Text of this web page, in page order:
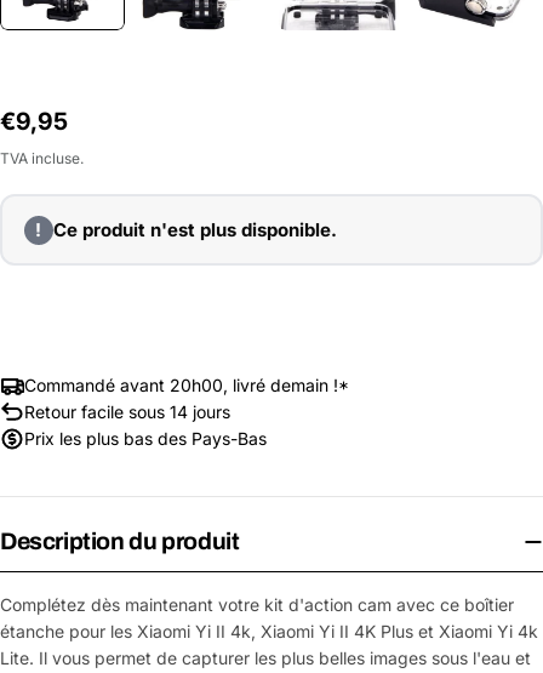
Prix
habituel
€9,95
TVA incluse.
! Ce produit n'est plus disponible.
Commandé avant 20h00, livré demain !*
Retour facile sous 14 jours
Prix les plus bas des Pays-Bas
Description du produit
Complétez dès maintenant votre kit d'action cam avec ce boîtier
étanche pour les Xiaomi Yi II 4k, Xiaomi Yi II 4K Plus et Xiaomi Yi 4k
Lite. Il vous permet de capturer les plus belles images sous l'eau et